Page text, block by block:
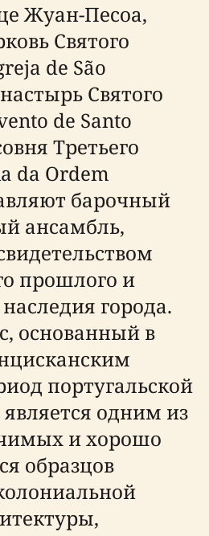
Жуан-Песоа,
Святого
de São
Святого
de Santo
Третьего
da Ordem
барочный
ансамбль,
прошлого и
города.
основанный в
португальской
одним из
и хорошо
образцов